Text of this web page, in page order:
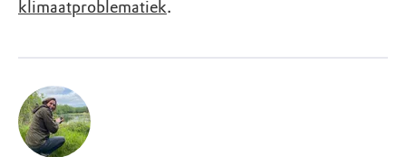
klimaatproblematiek.